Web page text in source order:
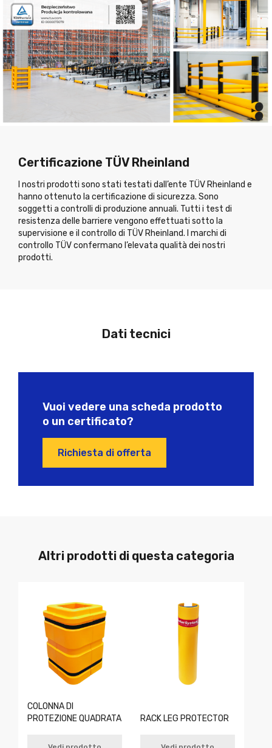
Certificazione TÜV Rheinland
I nostri prodotti sono stati testati dall’ente TÜV Rheinland e
hanno ottenuto la certificazione di sicurezza. Sono
soggetti a controlli di produzione annuali. Tutti i test di
resistenza delle barriere vengono effettuati sotto la
supervisione e il controllo di TÜV Rheinland. I marchi di
controllo TÜV confermano l’elevata qualità dei nostri
prodotti.
Dati tecnici
Vuoi vedere una scheda prodotto
o un certificato?
Richiesta di offerta
Altri prodotti di questa categoria
COLONNA DI
PROTEZIONE QUADRATA
RACK LEG PROTECTOR